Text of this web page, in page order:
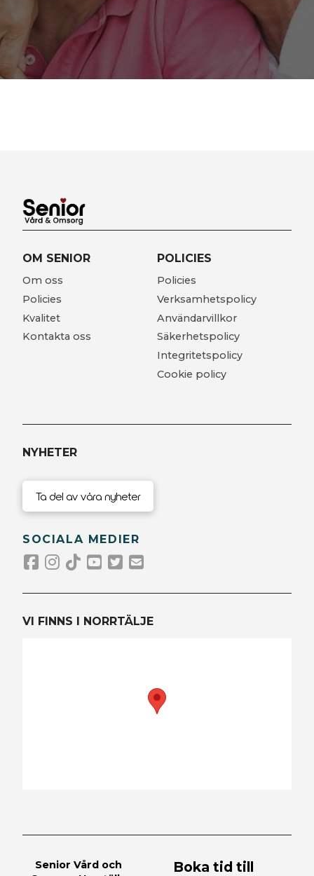
OM SENIOR
Om oss
Policies
Kvalitet
Kontakta oss
POLICIES
Policies
Verksamhetspolicy
Användarvillkor
Säkerhetspolicy
Integritetspolicy
Cookie policy
NYHETER
Ta del av våra nyheter
SOCIALA MEDIER
VI FINNS I NORRTÄLJE
Senior Vård och
Boka tid till